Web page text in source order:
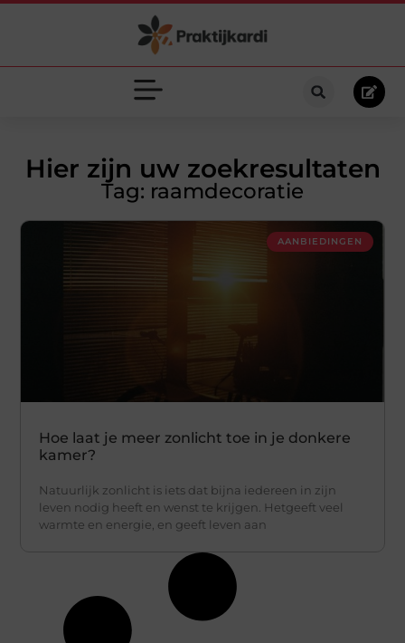
Hier zijn uw zoekresultaten
Tag: raamdecoratie
AANBIEDINGEN
Hoe laat je meer zonlicht toe in je donkere
kamer?
Natuurlijk zonlicht is iets dat bijna iedereen in zijn
leven nodig heeft en wenst te krijgen. Hetgeeft veel
warmte en energie, en geeft leven aan